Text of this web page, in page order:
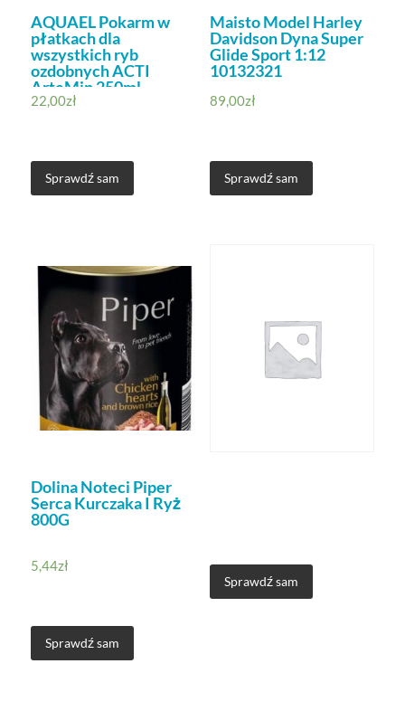
AQUAEL Pokarm w
płatkach dla
wszystkich ryb
ozdobnych ACTI
ArteMin 250ml
22,00zł
Sprawdź sam
Maisto Model Harley
Davidson Dyna Super
Glide Sport 1:12
10132321
89,00zł
Sprawdź sam
Dolina Noteci Piper
Serca Kurczaka I Ryż
800G
5,44zł
Sprawdź sam
Sprawdź sam